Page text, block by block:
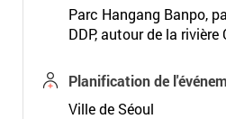
Parc Hangang Banpo,
DDP, autour de la rivière
Planification de
Ville de Séoul